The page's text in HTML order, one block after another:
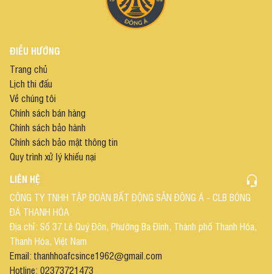
ĐIỀU HƯỚNG
Trang chủ
Lịch thi đấu
Về chúng tôi
Chính sách bán hàng
Chính sách bảo hành
Chính sách bảo mật thông tin
Quy trình xử lý khiếu nại
LIÊN HỆ
CÔNG TY TNHH TẬP ĐOÀN BẤT ĐỘNG SẢN ĐÔNG Á - CLB BÓNG
ĐÁ THANH HÓA
Địa chỉ: Số 37 Lê Quý Đôn, Phường Ba Đình, Thành phố Thanh Hóa,
Thanh Hóa, Việt Nam
Email: thanhhoafcsince1962@gmail.com
Hotline: 02373721473